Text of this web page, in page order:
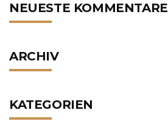
NEUESTE KOMMENTARE
ARCHIV
KATEGORIEN